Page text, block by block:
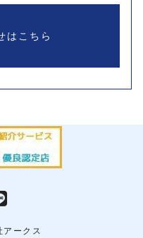
はこちら
ークス